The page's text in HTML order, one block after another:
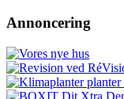
Annoncering